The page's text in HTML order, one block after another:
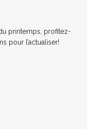
printemps, profitez-
pour l’actualiser!